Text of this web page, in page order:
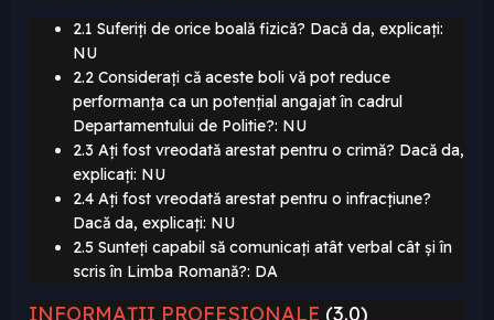
2.1 Suferiți de orice boală fizică? Dacă da, explicați:
NU
2.2 Considerați că aceste boli vă pot reduce
performanța ca un potențial angajat în cadrul
Departamentului de Politie?: NU
2.3 Ați fost vreodată arestat pentru o crimă? Dacă da,
explicați: NU
2.4 Ați fost vreodată arestat pentru o infracțiune?
Dacă da, explicați: NU
2.5 Sunteți capabil să comunicați atât verbal cât și în
scris în Limba Romană?: DA
INFORMAȚII PROFESIONALE (3.0)